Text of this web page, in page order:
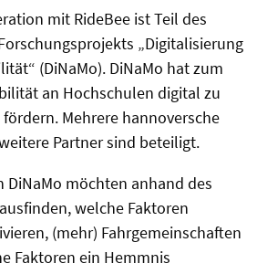
mit RideBee ist Teil des
„Digitalisierung
(DiNaMo). DiNaMo hat zum
an Hochschulen digital zu
Mehrere hannoversche
Partner sind beteiligt.
DiNaMo möchten anhand des
welche Faktoren
(mehr) Fahrgemeinschaften
Faktoren ein Hemmnis